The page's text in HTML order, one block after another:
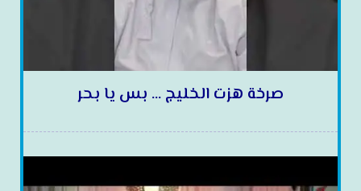
صرخة هزت الخليج … بس يا بحر